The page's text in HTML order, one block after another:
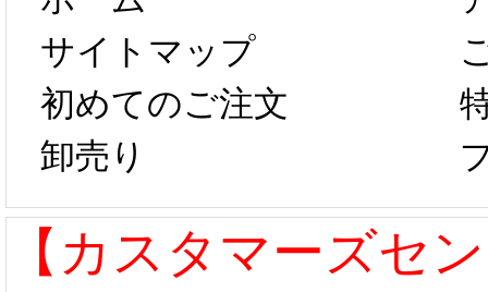
は、2月25日か
らコスプレ制
作、発送予定と
なります。 ...
字半
第二
たし
ル期
サイトマップ
初めてのご注文
卸売り
【カスタマーズセ